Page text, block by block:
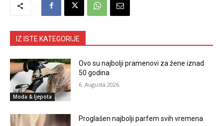
IZ ISTE KATEGORIJE
Moda & ljepota
Ovo su najbolji pramenovi za žene iznad
50 godina
6. Augusta 2026.
Proglašen najbolji parfem svih vremena